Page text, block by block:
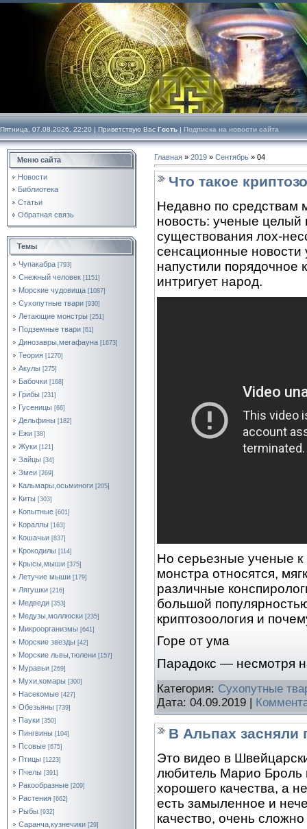
Пятница, 07.08.2026, 22:20 | Приветствую Вас Гость | Подписка на новости сайта
Меню сайта
Новости
Библиотека
Статьи
Обратная связь
Темы
Чупакабра [793]
Снежный человек [1151]
Морские чудовища [1087]
Сухопутные твари [930]
Летающие монстры [251]
Подземные твари [61]
Динозавры,мегафауна [1673]
Теория [1270]
Акулы [275]
Бабочки [168]
Грибы [231]
Гусеницы [66]
Дельфины [182]
Ежи [38]
Жуки [121]
Зайцы [34]
Змеи [269]
Кальмары,осьминоги [205]
Киты [303]
Копытные [601]
Кораллы [163]
Кошачьи [837]
Крокодилы [114]
Крысы,мыши [375]
Летучие мыши [179]
Лягушки [216]
Медведи [353]
Медузы,моллюски [235]
Микроорганизмы [641]
Морские звезды [42]
Морские львы,тюлени [157]
Муравьи [269]
Мухи,комары [300]
Насекомые [427]
Обезьяны [739]
Пауки [350]
Пингвины [104]
Псовые [675]
Птицы [1223]
Пчелы [391]
Ракообразные [209]
Растения [662]
Рыбы [932]
Саранча,кузнечики [29]
Главная » 2019 » Сентябрь » 04
Что такое
Недавно по средствам
новость: ученые целый
существования лох-
сенсационные новости
напустили порядочное
интригует народ.
Но серьезные ученые к
монстра относятся,
различные
большой
криптозоология и
Горе от ума
Парадокс — несмотря
Категория: Сухопутные
Дата: 04.09.2019 |
В Альпах засняли
Это видео в
любитель Марио
хорошего качества, а
есть замыленное и
качество, очень